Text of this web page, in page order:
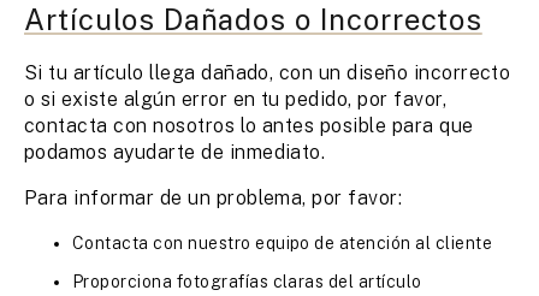
Artículos Dañados o Incorrectos
Si tu artículo llega dañado, con un diseño incorrecto
o si existe algún error en tu pedido, por favor,
contacta con nosotros lo antes posible para que
podamos ayudarte de inmediato.
Para informar de un problema, por favor:
Contacta con nuestro equipo de atención al cliente
Proporciona fotografías claras del artículo